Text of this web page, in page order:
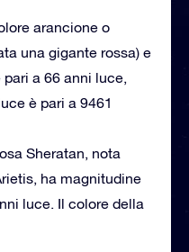
arancione o
una gigante rossa) e
pari a 66 anni luce,
è pari a 9461
Sheratan, nota
ha magnitudine
luce. Il colore della